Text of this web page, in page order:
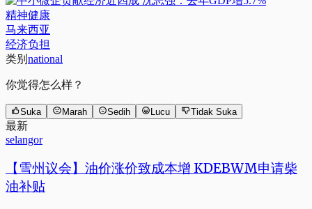
精神健康
马来西亚
经济负担
类别 national
你觉得怎么样？
Suka Marah Sedih Lucu Tidak Suka
最新
selangor
【雪州议会】油价涨价致成本增 KDEBWM申请柴
油补贴